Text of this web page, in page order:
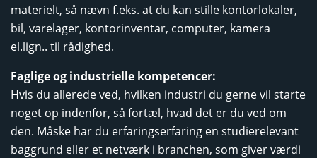
materielt, så nævn f.eks. at du kan stille kontorlokaler,
bil, varelager, kontorinventar, computer, kamera
el.lign.. til rådighed.
Faglige og industrielle kompetencer:
Hvis du allerede ved, hvilken industri du gerne vil starte
noget op indenfor, så fortæl, hvad det er du ved om
den. Måske har du erfaringserfaring en studierelevant
baggrund eller et netværk i branchen, som giver værdi